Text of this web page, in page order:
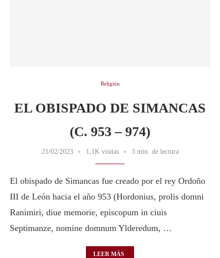
Religión
EL OBISPADO DE SIMANCAS
(C. 953 – 974)
21/02/2023 1,1K visitas 3 min. de lectura
El obispado de Simancas fue creado por el rey Ordoño
III de León hacia el año 953 (Hordonius, prolis domni
Ranimiri, diue memorie, episcopum in ciuis
Septimanze, nomine domnum Ylderedum, …
LEER MÁS